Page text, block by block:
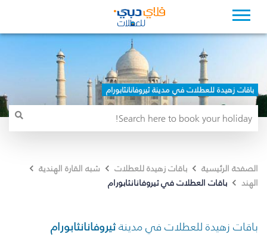
باقات زهيدة للعطلات في مدينة ثيروفانانثابورام
الصفحة الرئيسية باقات زهيدة للعطلات
شبه القارة الهندية
الهند
باقات العطلات في ثيروفانانثابورام
باقات زهيدة للعطلات في مدينةثيروفانانثابورام